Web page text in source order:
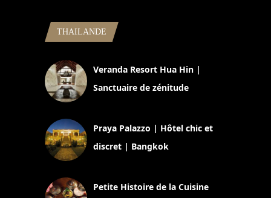
THAILANDE
Veranda Resort Hua Hin |
Sanctuaire de zénitude
Praya Palazzo | Hôtel chic et
discret | Bangkok
Petite Histoire de la Cuisine